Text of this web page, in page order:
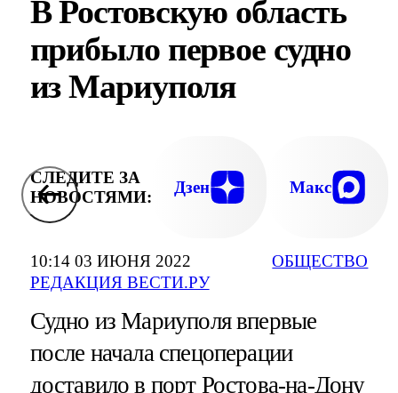
10:14 03 ИЮНЯ 2022
РЕДАКЦИЯ ВЕСТИ.РУ
ОБЩЕСТВО
В Ростовскую область
прибыло первое судно
из Мариуполя
СЛЕДИТЕ ЗА
НОВОСТЯМИ:
Дзен Макс
Судно из Мариуполя впервые
после начала спецоперации
доставило в порт Ростова-на-Дону